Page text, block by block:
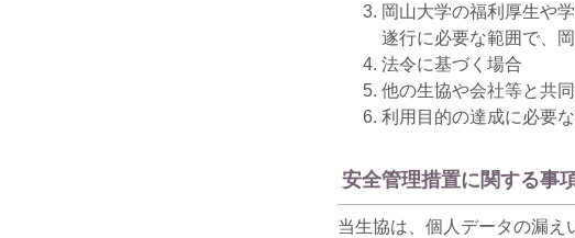
岡山大学の福利厚生や
遂行に必要な範囲で、
法令に基づく場合
他の生協や会社等と共
利用目的の達成に必要
安全管理措置に関する事
当生協は、個人データの漏